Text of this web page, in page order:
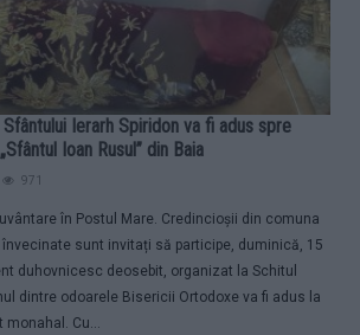
Ierarh Spiridon va fi adus spre
Ioan Rusul” din Baia
971
în Postul Mare. Credincioșii din comuna
sunt invitați să participe, duminică, 15
duhovnicesc deosebit, organizat la Schitul
dintre odoarele Bisericii Ortodoxe va fi adus la
Cu...